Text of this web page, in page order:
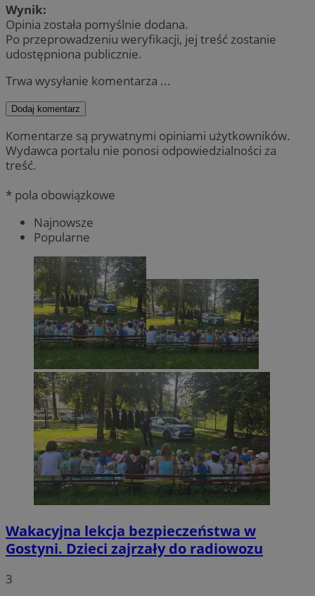
Wynik:
Opinia została pomyślnie dodana.
Po przeprowadzeniu weryfikacji, jej treść zostanie
udostępniona publicznie.
Trwa wysyłanie komentarza ...
Dodaj komentarz
Komentarze są prywatnymi opiniami użytkowników.
Wydawca portalu nie ponosi odpowiedzialności za
treść.
* pola obowiązkowe
Najnowsze
Popularne
Wakacyjna lekcja bezpieczeństwa w
Gostyni. Dzieci zajrzały do radiowozu
3